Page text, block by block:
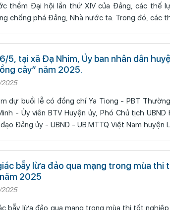
chống phá Đảng, Nhà nước ta. Trong đó, các
5, tại xã Đạ Nhim, Ủy ban nhân dân
cây” năm 2025.
2025
dự buổi lễ có đồng chí Ya Tiong - PBT
- Ủy viên BTV Huyện ủy, Phó Chủ tịch
Đảng ủy - UBND - UB.MTTQ Việt Nam huyện
bẫy lừa đảo qua mạng trong mùa thi
2025
2025
bẫy lừa đảo qua mạng trong mùa thi tốt